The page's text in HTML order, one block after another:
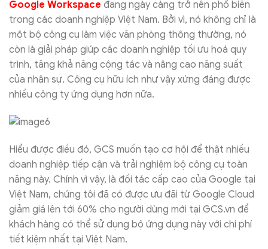
Google Workspace đang ngày càng trở nên phổ biến
trong các doanh nghiệp Việt Nam. Bởi vì, nó không chỉ là
một bộ công cụ làm việc văn phòng thông thường, nó
còn là giải pháp giúp các doanh nghiệp tối ưu hoá quy
trình, tăng khả năng cộng tác và nâng cao năng suất
của nhân sự. Công cụ hữu ích như vậy xứng đáng được
nhiều công ty ứng dụng hơn nữa.
Hiểu được điều đó, GCS muốn tạo cơ hội để thật nhiều
doanh nghiệp tiếp cận và trải nghiệm bộ công cụ toàn
năng này. Chính vì vậy, là đối tác cấp cao của Google tại
Việt Nam, chúng tôi đã có được ưu đãi từ Google Cloud
giảm giá lên tới 60% cho người dùng mới tại GCS.vn để
khách hàng có thể sử dụng bộ ứng dụng này với chi phí
tiết kiệm nhất tại Việt Nam.